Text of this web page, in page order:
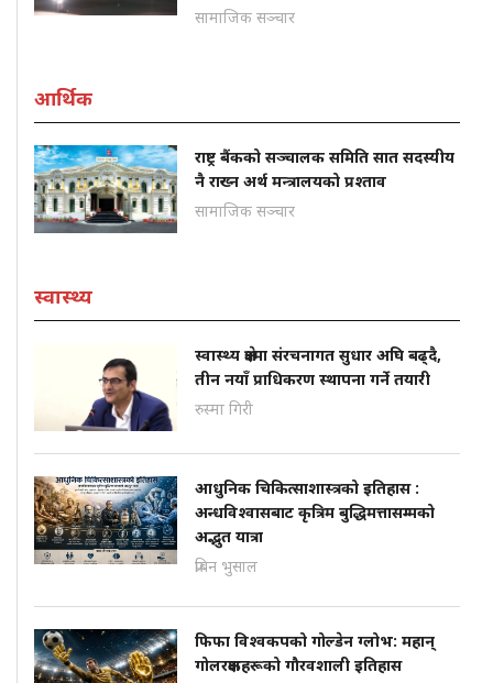
सामाजिक सञ्चार
आर्थिक
राष्ट्र बैंकको सञ्चालक समिति सात सदस्यीय
नै राख्न अर्थ मन्त्रालयको प्रश्ताव
सामाजिक सञ्चार
स्वास्थ्य
स्वास्थ्य क्षेत्रमा संरचनागत सुधार अघि बढ्दै,
तीन नयाँ प्राधिकरण स्थापना गर्ने तयारी
रुस्मा गिरी
आधुनिक चिकित्साशास्त्रको इतिहास :
अन्धविश्वासबाट कृत्रिम बुद्धिमत्तासम्मको
अद्भुत यात्रा
प्रबिन भुसाल
फिफा विश्वकपको गोल्डेन ग्लोभ: महान्
गोलरक्षकहरूको गौरवशाली इतिहास